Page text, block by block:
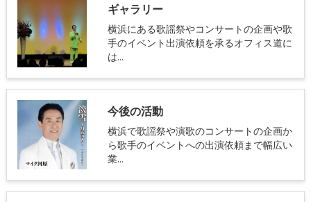
ギャラリー
横浜にある歌謡祭やコンサートの企画や歌
手のイベント出演依頼を承るオフィス道に
は…
今後の活動
横浜で歌謡祭や演歌のコンサートの企画か
ら歌手のイベントへの出演依頼まで幅広い
業…